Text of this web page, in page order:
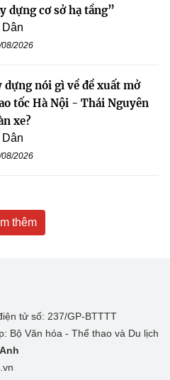
dựng cơ sở hạ tầng”
2026
dựng nói gì về đề xuất mở
tốc Hà Nội - Thái Nguyên
xe?
2026
thêm
tử số: 237/GP-BTTTT
Bộ Văn hóa - Thể thao và Du lịch